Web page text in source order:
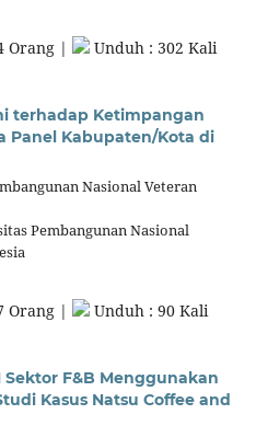
Orang | Unduh : 302 Kali
terhadap Ketimpangan
Panel Kabupaten/Kota di
Nasional Veteran
Pembangunan Nasional
Orang | Unduh : 90 Kali
Sektor F&B Menggunakan
Kasus Natsu Coffee and